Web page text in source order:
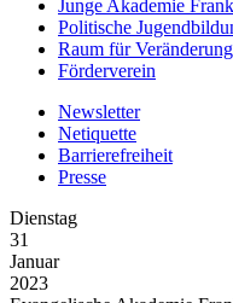
Junge Akademie
Politische
Raum für Veränderung
Förderverein
Newsletter
Netiquette
Barrierefreiheit
Presse
Dienstag
31
Januar
2023